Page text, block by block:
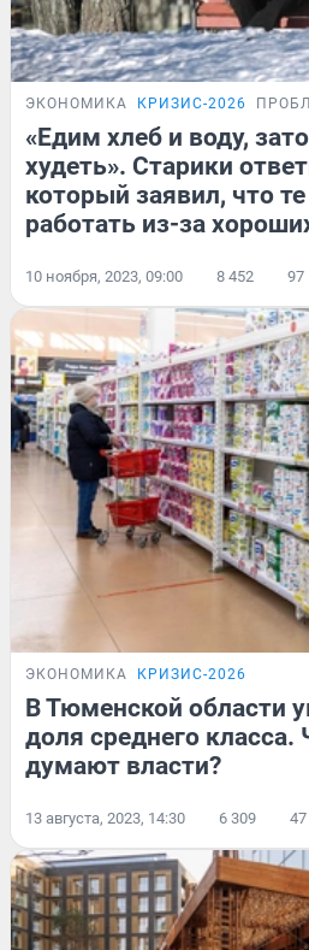
ЭКОНОМИКА КРИЗИС-2026
«Едим хлеб и воду,
худеть». Старики
который заявил, что
работать из-за
10 ноября, 2023, 09:00 8 452 97
ЭКОНОМИКА КРИЗИС-2026
В Тюменской области
доля среднего класса.
думают власти?
13 августа, 2023, 14:30 6 309 47